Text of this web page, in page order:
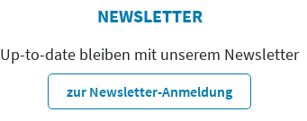
NEWSLETTER
Up-to-date bleiben mit unserem Newsletter
zur Newsletter-Anmeldung